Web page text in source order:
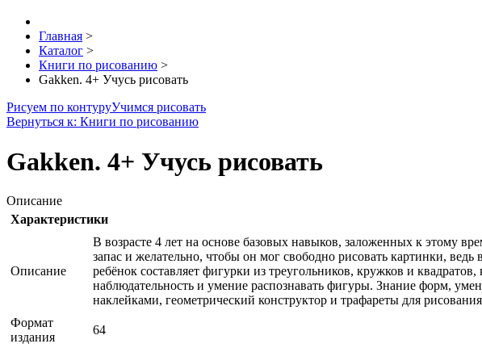
Главная >
Каталог >
Книги по рисованию >
Gakken. 4+ Учусь рисовать
Рисуем по контуруУчимся рисовать
Вернуться к: Книги по рисованию
Gakken. 4+ Учусь рисовать
Описание
Характеристики
Описание
В возрасте 4 лет на основе базовых навыков, заложенных к этому
запас и желательно, чтобы он мог свободно рисовать картинки,
ребёнок составляет фигурки из треугольников, кружков и
наблюдательность и умение распознавать фигуры. Знание форм,
наклейками, геометрический конструктор и трафареты для
Формат
издания
64